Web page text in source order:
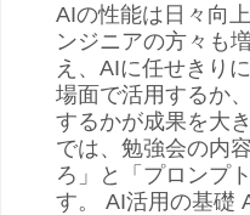
AIの性能は日々向
ンジニアの方々も
え、AIに任せきり
場面で活用するか
するかが成果を大
では、勉強会の内
ろ」と「プロンプ
す。 AI活用の基礎